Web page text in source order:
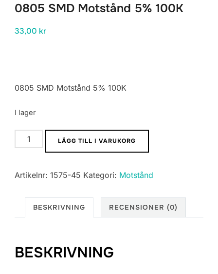
0805 SMD Motstånd 5% 100K
33,00 kr
0805 SMD Motstånd 5% 100K
I lager
0805
SMD
5%
mängd
LÄGG TILL I VARUKORG
Artikelnr: 1575-45 Kategori: Motstånd
BESKRIVNING RECENSIONER (0)
BESKRIVNING